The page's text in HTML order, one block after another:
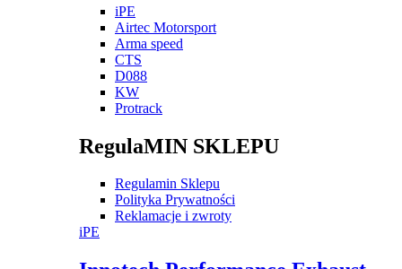
iPE
Airtec Motorsport
Arma speed
CTS
D088
KW
Protrack
RegulaMIN SKLEPU
Regulamin Sklepu
Polityka Prywatności
Reklamacje i zwroty
iPE